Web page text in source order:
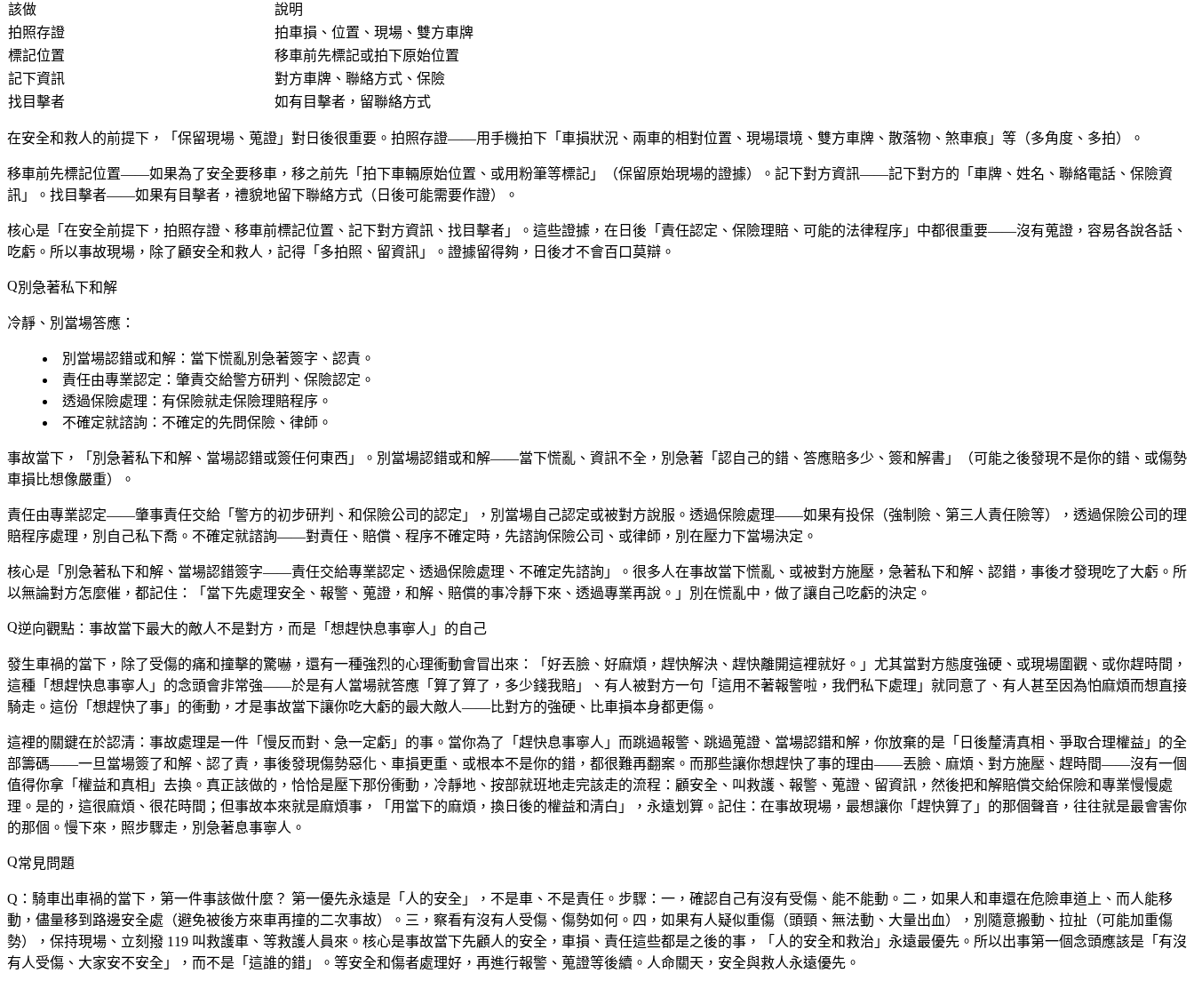
該做
說明
拍照存證
拍車損、位置、現場、雙方車牌
標記位置
移車前先標記或拍下原始位置
記下資訊
對方車牌、聯絡方式、保險
找目擊者
如有目擊者，留聯絡方式
在安全和救人的前提下，「保留現場、蒐證」對日後很重要。拍照存證——用手機拍下「車損狀況、兩車的相對位置、現場環境、雙方車牌、散落物、煞車痕」等（多角度、多拍）。
移車前先標記位置——如果為了安全要移車，移之前先「拍下車輛原始位置、或用粉筆等標記」（保留原始現場的證據）。記下對方資訊——記下對方的「車牌、姓名、聯絡電話、保險資
訊」。找目擊者——如果有目擊者，禮貌地留下聯絡方式（日後可能需要作證）。
核心是「在安全前提下，拍照存證、移車前標記位置、記下對方資訊、找目擊者」。這些證據，在日後「責任認定、保險理賠、可能的法律程序」中都很重要——沒有蒐證，容易各說各話、
吃虧。所以事故現場，除了顧安全和救人，記得「多拍照、留資訊」。證據留得夠，日後才不會百口莫辯。
別急著私下和解
冷靜、別當場答應：
別當場認錯或和解 ：當下慌亂別急著簽字、認責。
責任由專業認定 ：肇責交給警方研判、保險認定。
透過保險處理 ：有保險就走保險理賠程序。
不確定就諮詢 ：不確定的先問保險、律師。
事故當下，「別急著私下和解、當場認錯或簽任何東西」。別當場認錯或和解——當下慌亂、資訊不全，別急著「認自己的錯、答應賠多少、簽和解書」（可能之後發現不是你的錯、或傷勢
車損比想像嚴重）。
責任由專業認定——肇事責任交給「警方的初步研判、和保險公司的認定」，別當場自己認定或被對方說服。透過保險處理——如果有投保（強制險、第三人責任險等），透過保險公司的理
賠程序處理，別自己私下喬。不確定就諮詢——對責任、賠償、程序不確定時，先諮詢保險公司、或律師，別在壓力下當場決定。
核心是「別急著私下和解、當場認錯簽字——責任交給專業認定、透過保險處理、不確定先諮詢」。很多人在事故當下慌亂、或被對方施壓，急著私下和解、認錯，事後才發現吃了大虧。所
以無論對方怎麼催，都記住：「當下先處理安全、報警、蒐證，和解、賠償的事冷靜下來、透過專業再說。」別在慌亂中，做了讓自己吃虧的決定。
逆向觀點：事故當下最大的敵人不是對方，而是「想趕快息事寧人」的自己
發生車禍的當下，除了受傷的痛和撞擊的驚嚇，還有一種強烈的心理衝動會冒出來：「好丟臉、好麻煩，趕快解決、趕快離開這裡就好。」尤其當對方態度強硬、或現場圍觀、或你趕時間，
這種「想趕快息事寧人」的念頭會非常強——於是有人當場就答應「算了算了，多少錢我賠」、有人被對方一句「這用不著報警啦，我們私下處理」就同意了、有人甚至因為怕麻煩而想直接
騎走。這份「想趕快了事」的衝動，才是事故當下讓你吃大虧的最大敵人——比對方的強硬、比車損本身都更傷。
這裡的關鍵在於認清：事故處理是一件「慢反而對、急一定虧」的事。當你為了「趕快息事寧人」而跳過報警、跳過蒐證、當場認錯和解，你放棄的是「日後釐清真相、爭取合理權益」的全
部籌碼——一旦當場簽了和解、認了責，事後發現傷勢惡化、車損更重、或根本不是你的錯，都很難再翻案。而那些讓你想趕快了事的理由——丟臉、麻煩、對方施壓、趕時間——沒有一個
值得你拿「權益和真相」去換。真正該做的，恰恰是壓下那份衝動，冷靜地、按部就班地走完該走的流程：顧安全、叫救護、報警、蒐證、留資訊，然後把和解賠償交給保險和專業慢慢處
理。是的，這很麻煩、很花時間；但事故本來就是麻煩事，「用當下的麻煩，換日後的權益和清白」，永遠划算。記住：在事故現場，最想讓你「趕快算了」的那個聲音，往往就是最會害你
的那個。慢下來，照步驟走，別急著息事寧人。
常見問題
Q：騎車出車禍的當下，第一件事該做什麼？ 第一優先永遠是「人的安全」，不是車、不是責任。步驟：一，確認自己有沒有受傷、能不能動。二，如果人和車還在危險車道上、而人能移
動，儘量移到路邊安全處（避免被後方來車再撞的二次事故）。三，察看有沒有人受傷、傷勢如何。四，如果有人疑似重傷（頭頸、無法動、大量出血），別隨意搬動、拉扯（可能加重傷
勢），保持現場、立刻撥 119 叫救護車、等救護人員來。核心是事故當下先顧人的安全，車損、責任這些都是之後的事，「人的安全和救治」永遠最優先。所以出事第一個念頭應該是「有沒
有人受傷、大家安不安全」，而不是「這誰的錯」。等安全和傷者處理好，再進行報警、蒐證等後續。人命關天，安全與救人永遠優先。